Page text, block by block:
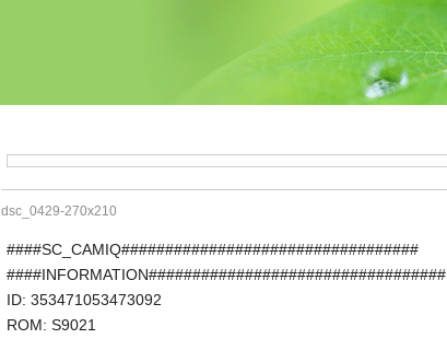
dsc_0429-270x210
####SC_CAMIQ##################################
####INFORMATION##################################
ID: 353471053473092
ROM: S9021